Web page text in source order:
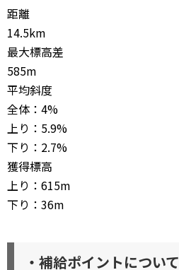
距離
14.5km
最大標高差
585m
平均斜度
全体：4%
上り：5.9%
下り：2.7%
獲得標高
上り：615m
下り：36m
・補給ポイントについて